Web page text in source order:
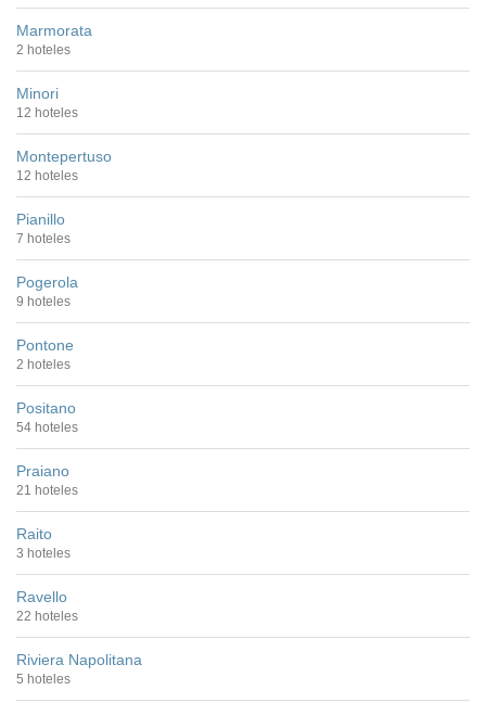
Marmorata
2 hoteles
Minori
12 hoteles
Montepertuso
12 hoteles
Pianillo
7 hoteles
Pogerola
9 hoteles
Pontone
2 hoteles
Positano
54 hoteles
Praiano
21 hoteles
Raito
3 hoteles
Ravello
22 hoteles
Riviera Napolitana
5 hoteles